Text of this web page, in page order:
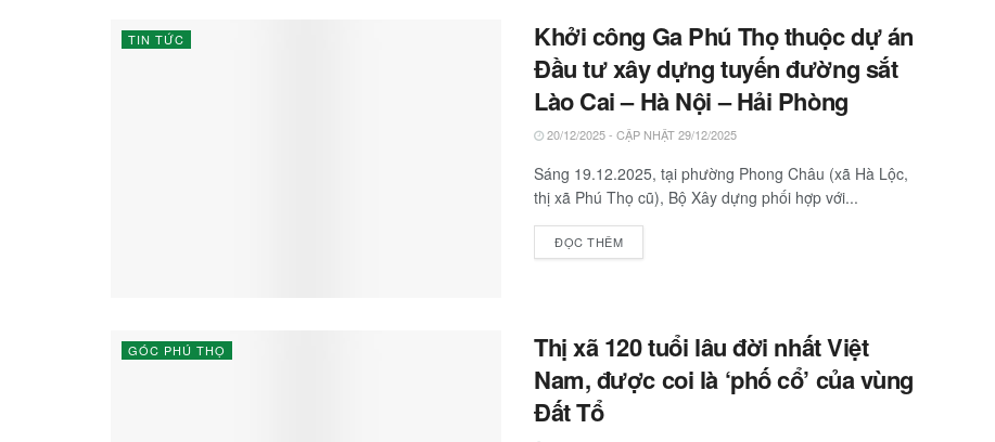
TIN TỨC
Khởi công Ga Phú Thọ thuộc dự án
Đầu tư xây dựng tuyến đường sắt
Lào Cai – Hà Nội – Hải Phòng
20/12/2025 - CẬP NHẬT 29/12/2025
Sáng 19.12.2025, tại phường Phong Châu (xã Hà Lộc,
thị xã Phú Thọ cũ), Bộ Xây dựng phối hợp với...
ĐỌC THÊM
GÓC PHÚ THỌ
Thị xã 120 tuổi lâu đời nhất Việt
Nam, được coi là ‘phố cổ’ của vùng
Đất Tổ